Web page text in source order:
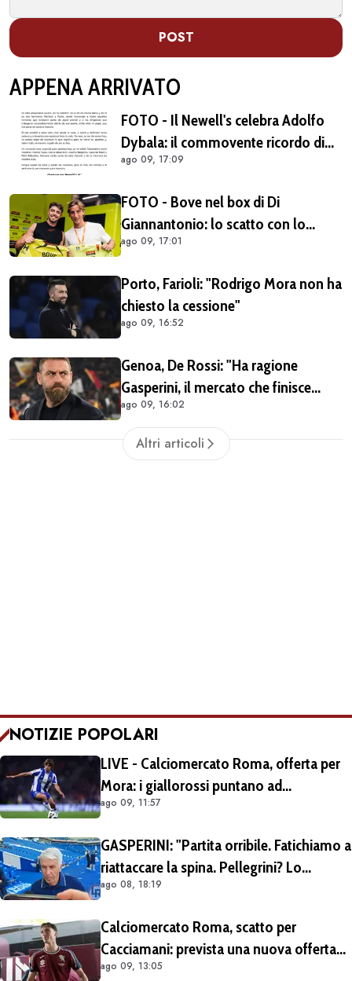
POST
APPENA ARRIVATO
FOTO - Il Newell's celebra Adolfo
Dybala: il commovente ricordo di
Gustavo, fratello di Paulo
ago 09, 17:09
FOTO - Bove nel box di Di
Giannantonio: lo scatto con lo
scambio di maglia
ago 09, 17:01
Porto, Farioli: "Rodrigo Mora non ha
chiesto la cessione"
ago 09, 16:52
Genoa, De Rossi: "Ha ragione
Gasperini, il mercato che finisce
dopo l'inizio del campionato è una
cosa stupida"
ago 09, 16:02
Altri articoli
NOTIZIE POPOLARI
LIVE - Calciomercato Roma, offerta per
Mora: i giallorossi puntano ad
acquistarlo a titolo definitivo.
ago 09, 11:57
GASPERINI: "Partita orribile. Fatichiamo a
riattaccare la spina. Pellegrini? Lo
rivedremo in campo tra un mese.
ago 08, 18:19
Calciomercato Roma, scatto per
Cacciamani: prevista una nuova offerta
tra oggi e domani
ago 09, 13:05